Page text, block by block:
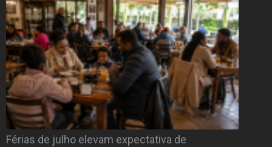
Férias de julho elevam expectativa de